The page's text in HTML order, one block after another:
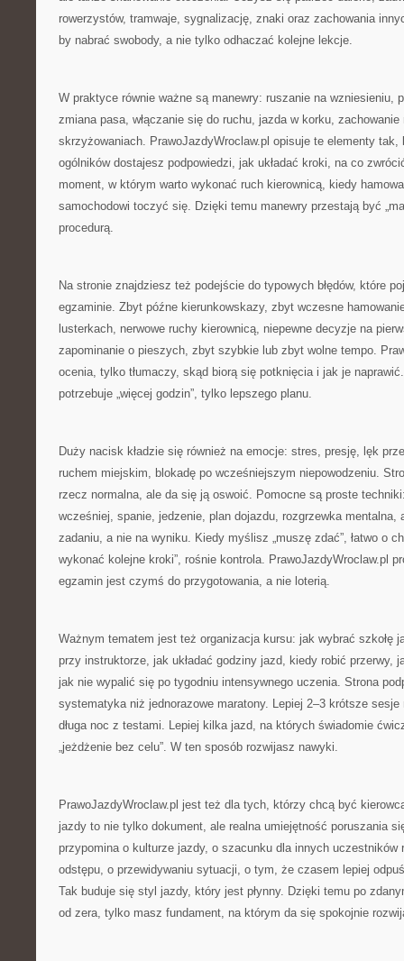
rowerzystów, tramwaje, sygnalizację, znaki oraz zachowania
by nabrać swobody, a nie tylko odhaczać kolejne lekcje.
W praktyce równie ważne są manewry: ruszanie na wzniesieniu,
zmiana pasa, włączanie się do ruchu, jazda w korku, zachowanie
skrzyżowaniach. PrawoJazdyWroclaw.pl opisuje te elementy tak,
ogólników dostajesz podpowiedzi, jak układać kroki, na co
moment, w którym warto wykonać ruch kierownicą, kiedy
samochodowi toczyć się. Dzięki temu manewry przestają być
procedurą.
Na stronie znajdziesz też podejście do typowych błędów, które
egzaminie. Zbyt późne kierunkowskazy, zbyt wczesne
lusterkach, nerwowe ruchy kierownicą, niepewne decyzje na
zapominanie o pieszych, zbyt szybkie lub zbyt wolne tempo.
ocenia, tylko tłumaczy, skąd biorą się potknięcia i jak je
potrzebuje „więcej godzin”, tylko lepszego planu.
Duży nacisk kładzie się również na emocje: stres, presję, lęk
ruchem miejskim, blokadę po wcześniejszym niepowodzeniu.
rzecz normalna, ale da się ją oswoić. Pomocne są proste
wcześniej, spanie, jedzenie, plan dojazdu, rozgrzewka mentalna,
zadaniu, a nie na wyniku. Kiedy myślisz „muszę zdać”, łatwo o
wykonać kolejne kroki”, rośnie kontrola. PrawoJazdyWroclaw.pl
egzamin jest czymś do przygotowania, a nie loterią.
Ważnym tematem jest też organizacja kursu: jak wybrać szkołę
przy instruktorze, jak układać godziny jazd, kiedy robić przerwy,
jak nie wypalić się po tygodniu intensywnego uczenia. Strona
systematyka niż jednorazowe maratony. Lepiej 2–3 krótsze
długa noc z testami. Lepiej kilka jazd, na których świadomie
„jeżdżenie bez celu”. W ten sposób rozwijasz nawyki.
PrawoJazdyWroclaw.pl jest też dla tych, którzy chcą być
jazdy to nie tylko dokument, ale realna umiejętność poruszania
przypomina o kulturze jazdy, o szacunku dla innych uczestników
odstępu, o przewidywaniu sytuacji, o tym, że czasem lepiej
Tak buduje się styl jazdy, który jest płynny. Dzięki temu po
od zera, tylko masz fundament, na którym da się spokojnie